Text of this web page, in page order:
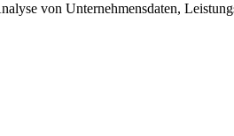
von Unternehmensdaten,